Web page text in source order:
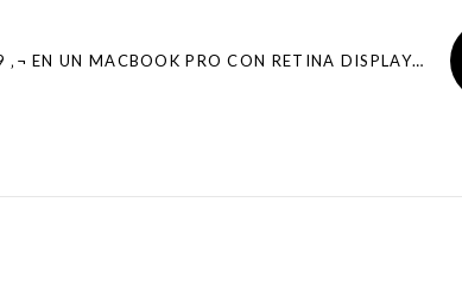
¿QUIÉN SE GASTARÁ 2.279 ‚¬ EN UN MACBOOK PRO CON RETINA DISPLAY? YO NO.